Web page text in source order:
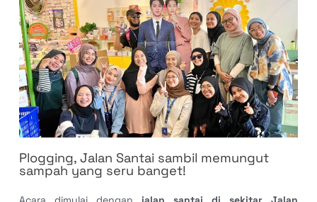
Plogging, Jalan Santai sambil memungut
sampah yang seru banget!